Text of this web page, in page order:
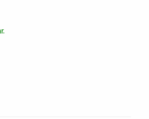
betala tillbaka skulden i